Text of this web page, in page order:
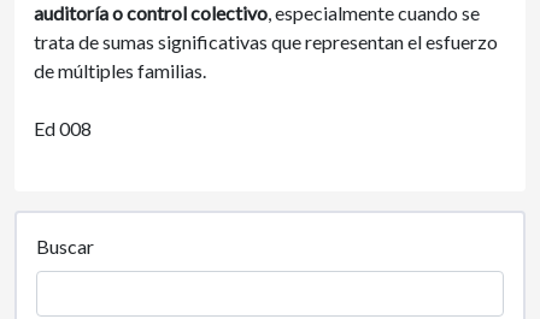
auditoría o control colectivo, especialmente cuando se
trata de sumas significativas que representan el esfuerzo
de múltiples familias.
Ed 008
Buscar